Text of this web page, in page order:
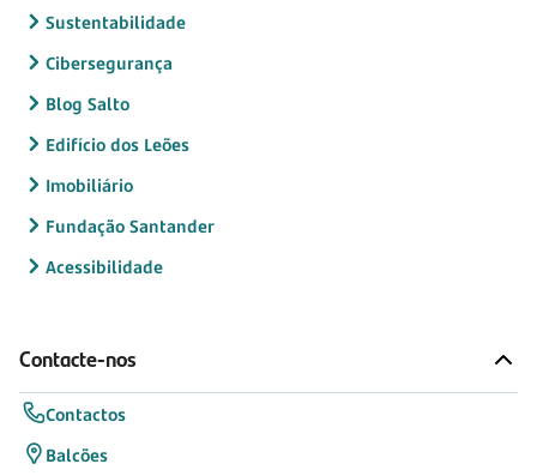
Sustentabilidade
Cibersegurança
Blog Salto
Edifício dos Leões
Imobiliário
Fundação Santander
Acessibilidade
Contacte-nos
Contactos
Balcões